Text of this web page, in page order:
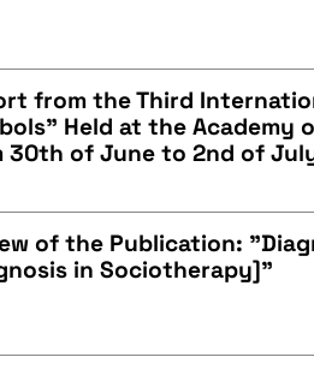
BIBTEX
CZYSTY TEKST
from the Third
Held at the Academy
30th of June to 2nd of
of the Publication:
in Sociotherapy]"